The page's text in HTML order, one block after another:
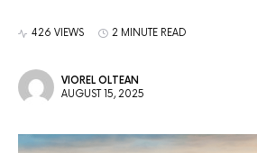
426 VIEWS 2 MINUTE READ
VIOREL OLTEAN
AUGUST 15, 2025